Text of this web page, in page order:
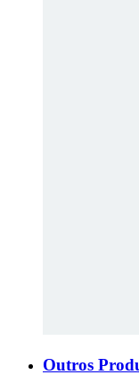
Outros